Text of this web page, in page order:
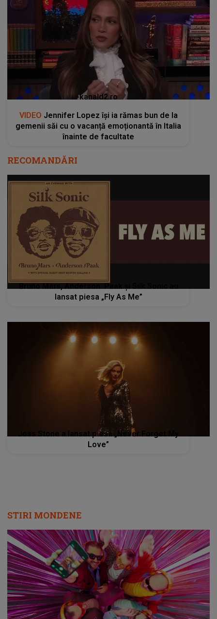
kanald2.ro
VIDEO Jennifer Lopez își ia rămas bun de la
gemenii săi cu o vacanță emoționantă în Italia
înainte de facultate
RECOMANDĂRI
lansat piesa „Fly As Me”
Joss Stone a lansat piesa „Never Forget My
Love”
STIRI MONDENE